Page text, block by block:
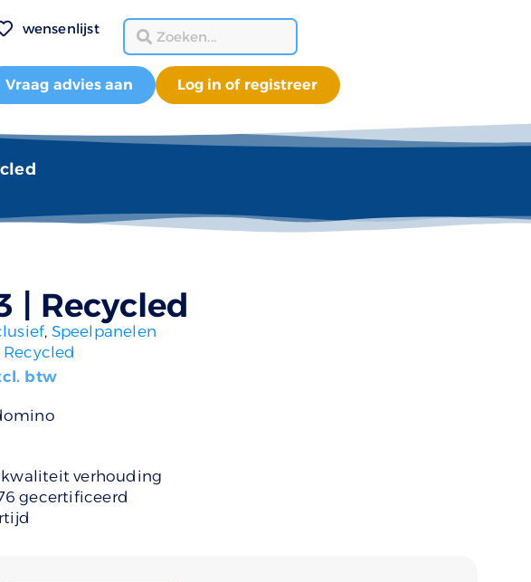
wensenlijst
Vraag advies aan Log in of registreer
| Recycled
, Speelpanelen
Recycled
btw
kwaliteit verhouding
gecertificeerd